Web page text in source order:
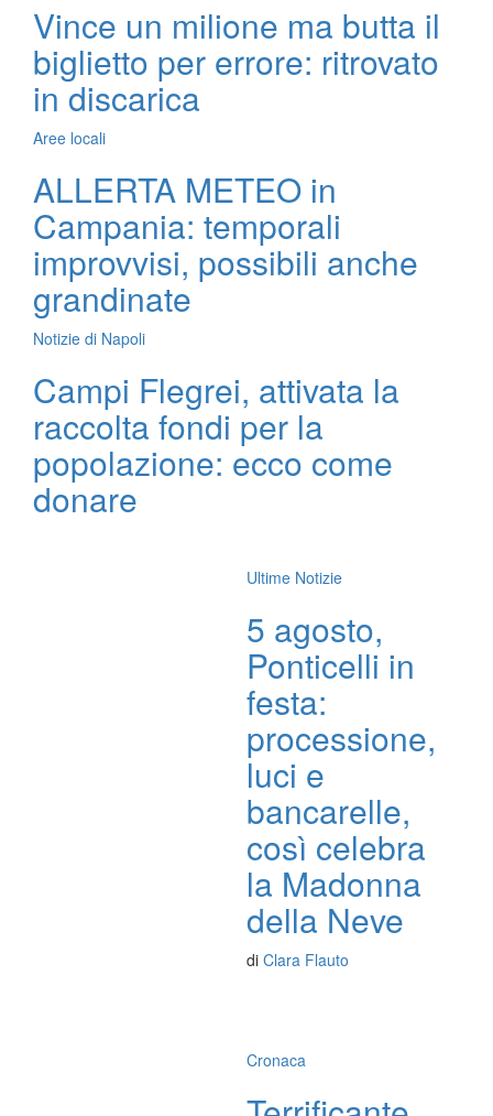
Vince un milione ma butta il
biglietto per errore: ritrovato
in discarica
Aree locali
ALLERTA METEO in
Campania: temporali
improvvisi, possibili anche
grandinate
Notizie di Napoli
Campi Flegrei, attivata la
raccolta fondi per la
popolazione: ecco come
donare
Ultime Notizie
5 agosto,
Ponticelli in
festa:
processione,
luci e
bancarelle,
così celebra
la Madonna
della Neve
di Clara Flauto
Cronaca